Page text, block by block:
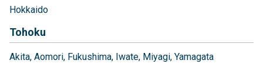
Hokkaido
Tohoku
Akita Aomori Fukushima Iwate Miyagi Yamagata